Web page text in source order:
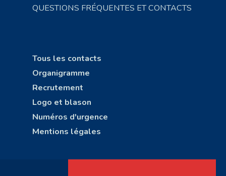
QUESTIONS FRÉQUENTES ET CONTACTS
Tous les contacts
Organigramme
Recrutement
Logo et blason
Numéros d'urgence
Mentions légales